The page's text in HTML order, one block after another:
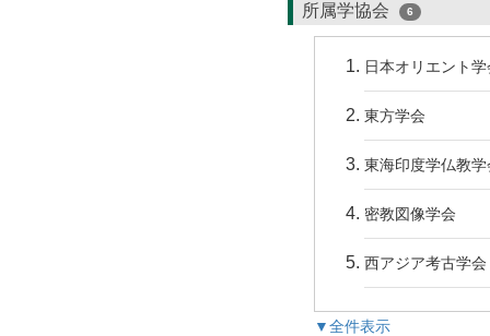
所属学協会 6
日本オリエント学
東方学会
東海印度学仏教学
密教図像学会
西アジア考古学会
▼全件表示